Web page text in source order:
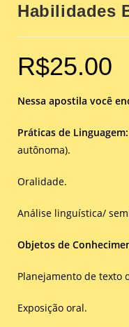
Habilidades
R$25.00
Nessa apostila você
Práticas de Linguagem:
autônoma).
Oralidade.
Análise linguística/
Objetos de
Planejamento de texto
Exposição oral.